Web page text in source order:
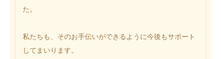
た。
私たちも、そのお手伝いができるように今後もサポート
してまいります。